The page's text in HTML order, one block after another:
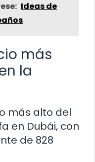
Ideas de
más
la
más alto del
en Dubái, con
de 828